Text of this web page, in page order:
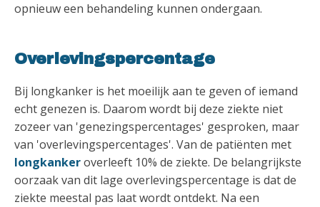
opnieuw een behandeling kunnen ondergaan.
Overlevingspercentage
Bij longkanker is het moeilijk aan te geven of iemand
echt genezen is. Daarom wordt bij deze ziekte niet
zozeer van 'genezingspercentages' gesproken, maar
van 'overlevingspercentages'. Van de patiënten met
longkankeroverleeft 10% de ziekte. De belangrijkste
oorzaak van dit lage overlevingspercentage is dat de
ziekte meestal pas laat wordt ontdekt. Na een